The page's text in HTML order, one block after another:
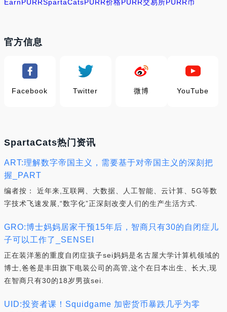
Earn PURRSpartaCatsPURR价格PURR交易所PURR币
官方信息
Facebook Twitter 微博 YouTube
SpartaCats热门资讯
ART:理解数字帝国主义，需要基于对帝国主义的深刻把
握_PART
编者按： 近年来,互联网、大数据、人工智能、云计算、5G等数
字技术飞速发展,“数字化”正深刻改变人们的生产生活方式.
GRO:博士妈妈居家干预15年后，智商只有30的自闭症儿
子可以工作了_SENSEI
正在装洋葱的重度自闭症孩子sei妈妈是名古屋大学计算机领域的
博士,爸爸是丰田旗下电装公司的高管,这个在日本出生、长大,现
在智商只有30的18岁男孩sei.
UID:投资者课！Squidgame 加密货币暴跌几乎为零